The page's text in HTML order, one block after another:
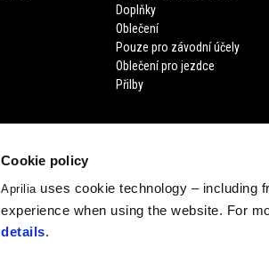
Cookie policy
Aprilia uses cookie technology – including
experience when using the website. For
details.
Doplňky
Oblečení
Pouze pro závodní účely
Oblečení pro jezdce
Přilby